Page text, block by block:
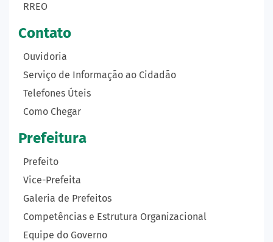
RREO
Contato
Ouvidoria
Serviço de Informação ao Cidadão
Telefones Úteis
Como Chegar
Prefeitura
Prefeito
Vice-Prefeita
Galeria de Prefeitos
Competências e Estrutura Organizacional
Equipe do Governo